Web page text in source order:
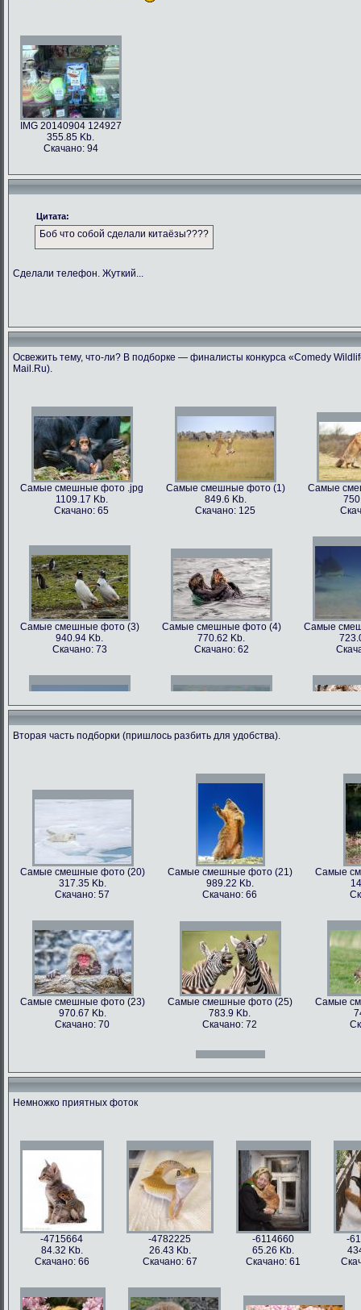
IMG 20140904 124927
355.85 Kb.
Скачано: 94
Цитата:
Боб что собой сделали китаёзы????
Сделали телефон. Жуткий...
Освежить тему, что-ли? В подборке — финалисты конкурса «Comedy
Mail.Ru).
Самые смешные фото .jpg
1109.17 Kb.
Скачано: 65
Самые смешные фото (1)
849.6 Kb.
Скачано: 125
Самые
Самые смешные фото (3)
940.94 Kb.
Скачано: 73
Самые смешные фото (4)
770.62 Kb.
Скачано: 62
Самые
Самые смешные фото (9)
562.79 Kb.
Самые смешные фото (10)
899.22 Kb.
Самые
996.47 Kb.
Скачано: 71
Самые смешные фото (15)
809.97 Kb.
Скачано: 68
Самые смешные фото (16)
674.29 Kb.
Скачано: 79
Самые
Вторая часть подборки (пришлось разбить для удобства).
Самые смешные фото (20)
317.35 Kb.
Скачано: 57
Самые смешные фото (21)
989.22 Kb.
Скачано: 66
Самые
Самые смешные фото (23)
970.67 Kb.
Скачано: 70
Самые смешные фото (25)
783.9 Kb.
Скачано: 72
Самые
Самые смешные фото (27)
Скачано: 61
Самые смешные фото (28)
1158.5 Kb.
Скачано: 76
Самые
Самые смешные фото (31)
626.42 Kb.
Скачано: 77
Самые смешные фото (33)
1054 Kb.
Скачано: 85
Немножко приятных фоток
-4715664
84.32 Kb.
Скачано: 66
-4782225
26.43 Kb.
Скачано: 67
-6114660
65.26 Kb.
Скачано: 61
-